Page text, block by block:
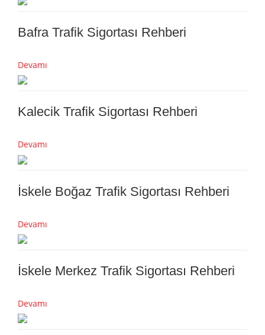
Bafra Trafik Sigortası Rehberi
Devamı
Kalecik Trafik Sigortası Rehberi
Devamı
İskele Boğaz Trafik Sigortası Rehberi
Devamı
İskele Merkez Trafik Sigortası Rehberi
Devamı